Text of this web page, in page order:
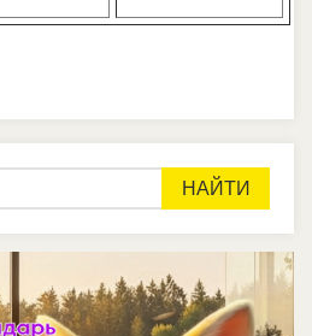
НАЙТИ